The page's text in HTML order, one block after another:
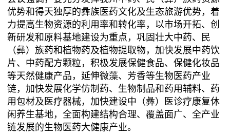
优势和得天独厚的彝族医药文化及生态旅游优势，着
力提高生物资源的利用率和转化率，以市场开拓、创
新研发和原料基地建设为重点，巩固壮大中药、民
（彝）族药和植物药及植物提取物，加快发展中药饮
片、中药配方颗粒，积极发展保健食品、保健化妆品
等天然健康产品，延伸微藻、芳香等生物医药产业
链，加快发展化学仿制药、生物制品和药用辅料、药
用包材及医疗器械，加快建设中（彝）医诊疗康复休
闲养生基地，全面构建结构合理、覆盖面广、全产业
链发展的生物医药大健康产业。